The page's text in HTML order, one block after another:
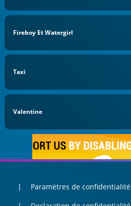
Fireboy Et Watergirl
Taxi
Valentine
Paramètres de confidentialité